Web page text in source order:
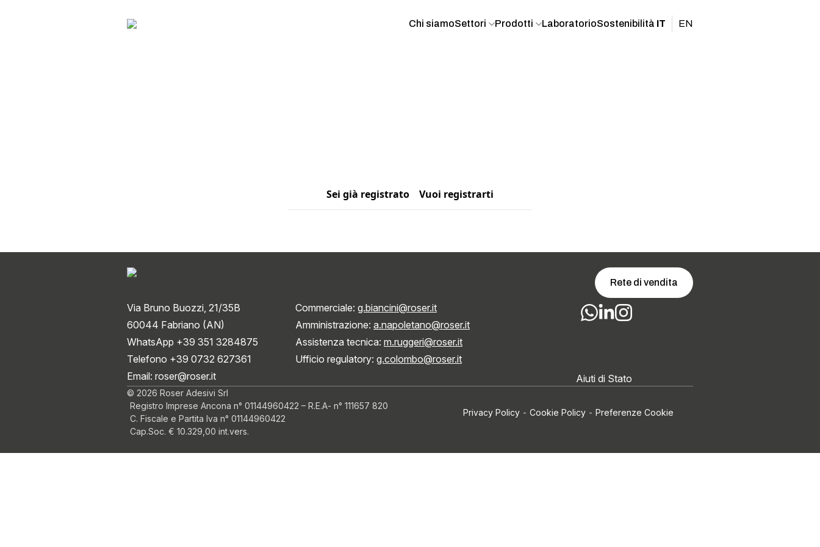
Chi siamoSettori Prodotti LaboratorioSostenibilità IT EN
Sei già registrato Vuoi registrarti
Rete di vendita
Via Bruno Buozzi, 21/35B
60044 Fabriano (AN)
WhatsApp +39 351 3284875
Telefono +39 0732 627361
Email: roser@roser.it
Commerciale: g.biancini@roser.it
Amministrazione: a.napoletano@roser.it
Assistenza tecnica: m.ruggeri@roser.it
Ufficio regulatory: g.colombo@roser.it
Aiuti di Stato
© 2026 Roser Adesivi Srl
Registro Imprese Ancona n° 01144960422 – R.E.A- n° 111657 820
C. Fiscale e Partita Iva n° 01144960422
Cap.Soc. € 10.329,00 int.vers.
Preferenze Cookie
-
Cookie Policy
-
Privacy Policy